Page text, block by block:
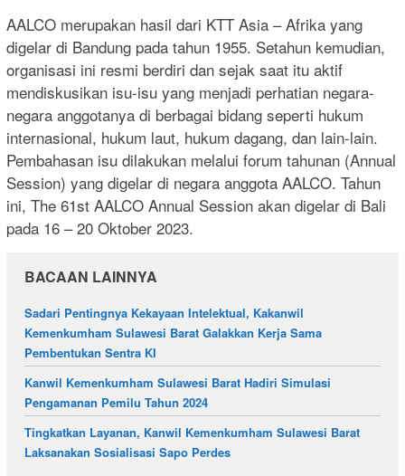
AALCO merupakan hasil dari KTT Asia – Afrika yang
digelar di Bandung pada tahun 1955. Setahun kemudian,
organisasi ini resmi berdiri dan sejak saat itu aktif
mendiskusikan isu-isu yang menjadi perhatian negara-
negara anggotanya di berbagai bidang seperti hukum
internasional, hukum laut, hukum dagang, dan lain-lain.
Pembahasan isu dilakukan melalui forum tahunan (Annual
Session) yang digelar di negara anggota AALCO. Tahun
ini, The 61st AALCO Annual Session akan digelar di Bali
pada 16 – 20 Oktober 2023.
BACAAN LAINNYA
Sadari Pentingnya Kekayaan Intelektual, Kakanwil
Kemenkumham Sulawesi Barat Galakkan Kerja Sama
Pembentukan Sentra KI
Kanwil Kemenkumham Sulawesi Barat Hadiri Simulasi
Pengamanan Pemilu Tahun 2024
Tingkatkan Layanan, Kanwil Kemenkumham Sulawesi Barat
Laksanakan Sosialisasi Sapo Perdes